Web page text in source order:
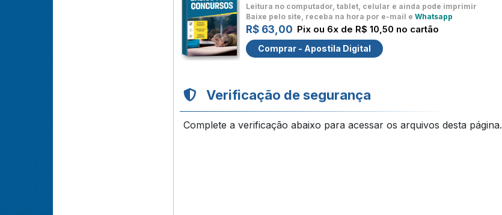
Leitura no computador, tablet, celular e ainda pode imprimir
Baixe pelo site, receba na hora por e-mail e Whatsapp
R$ 63,00 Pix ou 6x de R$ 10,50 no cartão
Comprar - Apostila Digital
Verificação de segurança
Complete a verificação abaixo para acessar os arquivos desta página.